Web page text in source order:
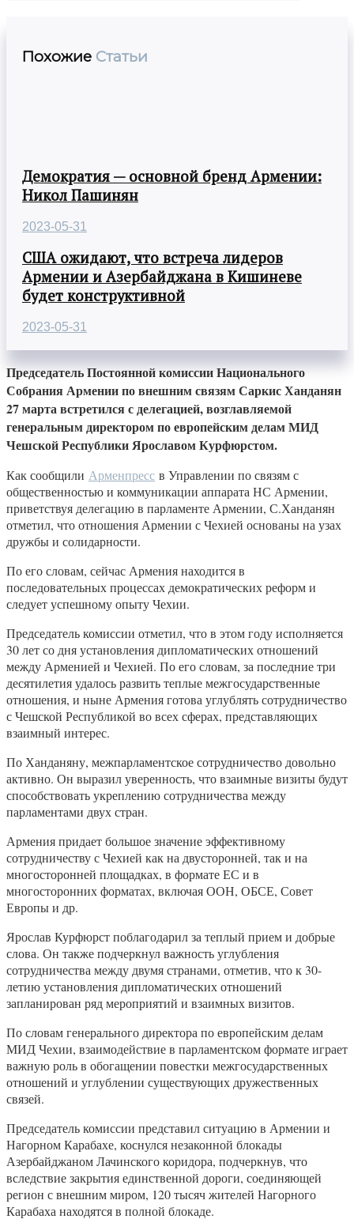
Похожие Статьи
Демократия — основной бренд Армении:
Никол Пашинян
2023-05-31
США ожидают, что встреча лидеров
Армении и Азербайджана в Кишиневе
будет конструктивной
2023-05-31
Председатель Постоянной комиссии Национального
Собрания Армении по внешним связям Саркис Ханданян
27 марта встретился с делегацией, возглавляемой
генеральным директором по европейским делам МИД
Чешской Республики Ярославом Курфюрстом.
Как сообщили Арменпресс в Управлении по связям с
общественностью и коммуникации аппарата НС Армении,
приветствуя делегацию в парламенте Армении, С.Ханданян
отметил, что отношения Армении с Чехией основаны на узах
дружбы и солидарности.
По его словам, сейчас Армения находится в
последовательных процессах демократических реформ и
следует успешному опыту Чехии.
Председатель комиссии отметил, что в этом году исполняется
30 лет со дня установления дипломатических отношений
между Арменией и Чехией. По его словам, за последние три
десятилетия удалось развить теплые межгосударственные
отношения, и ныне Армения готова углублять сотрудничество
с Чешской Республикой во всех сферах, представляющих
взаимный интерес.
По Ханданяну, межпарламентское сотрудничество довольно
активно. Он выразил уверенность, что взаимные визиты будут
способствовать укреплению сотрудничества между
парламентами двух стран.
Армения придает большое значение эффективному
сотрудничеству с Чехией как на двусторонней, так и на
многосторонней площадках, в формате ЕС и в
многосторонних форматах, включая ООН, ОБСЕ, Совет
Европы и др.
Ярослав Курфюрст поблагодарил за теплый прием и добрые
слова. Он также подчеркнул важность углубления
сотрудничества между двумя странами, отметив, что к 30-
летию установления дипломатических отношений
запланирован ряд мероприятий и взаимных визитов.
По словам генерального директора по европейским делам
МИД Чехии, взаимодействие в парламентском формате играет
важную роль в обогащении повестки межгосударственных
отношений и углублении существующих дружественных
связей.
Председатель комиссии представил ситуацию в Армении и
Нагорном Карабахе, коснулся незаконной блокады
Азербайджаном Лачинского коридора, подчеркнув, что
вследствие закрытия единственной дороги, соединяющей
регион с внешним миром, 120 тысяч жителей Нагорного
Карабаха находятся в полной блокаде.